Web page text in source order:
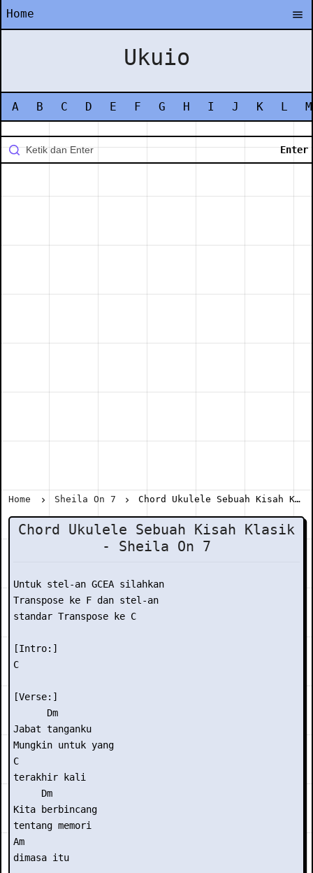
Home
Ukuio
A B C D E F G H I J K L M
Home Sheila On 7 Chord Ukulele Sebuah Kisah Klasik - Sheila On 7
Chord Ukulele Sebuah Kisah Klasik
- Sheila On 7
Untuk stel-an GCEA silahkan
Transpose ke F dan stel-an
standar Transpose ke C
[Intro:]
C
[Verse:]
      Dm
Jabat tanganku
Mungkin untuk yang
C
terakhir kali
     Dm
Kita berbincang
tentang memori
Am
dimasa itu